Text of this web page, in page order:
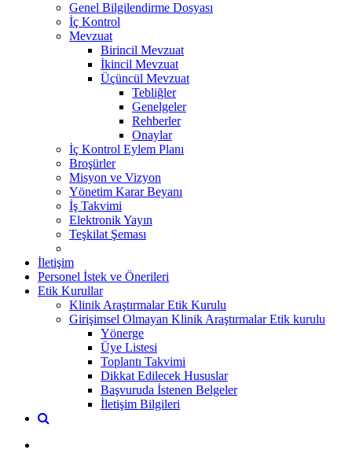
Genel Bilgilendirme Dosyası
İç Kontrol
Mevzuat
Birincil Mevzuat
İkincil Mevzuat
Üçüncül Mevzuat
Tebliğler
Genelgeler
Rehberler
Onaylar
İç Kontrol Eylem Planı
Broşürler
Misyon ve Vizyon
Yönetim Karar Beyanı
İş Takvimi
Elektronik Yayın
Teşkilat Şeması
İletişim
Personel İstek ve Önerileri
Etik Kurullar
Klinik Araştırmalar Etik Kurulu
Girişimsel Olmayan Klinik Araştırmalar Etik kurulu
Yönerge
Üye Listesi
Toplantı Takvimi
Dikkat Edilecek Hususlar
Başvuruda İstenen Belgeler
İletişim Bilgileri